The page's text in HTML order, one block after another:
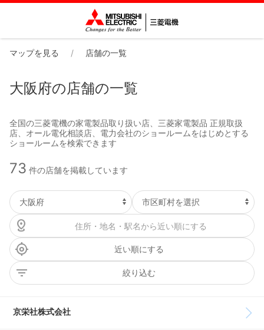
マップを見る 店舗の一覧
大阪府の店舗の一覧
全国の三菱電機の家電製品取り扱い店、三菱家電製品 正規取扱
店、オール電化相談店、電力会社のショールームをはじめとする
ショールームを検索できます
73 件の店舗を掲載しています
近い順にする
絞り込む
京栄社株式会社